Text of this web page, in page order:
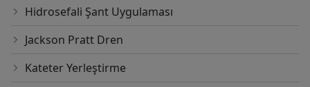
Hidrosefali Şant Uygulaması
Jackson Pratt Dren
Kateter Yerleştirme